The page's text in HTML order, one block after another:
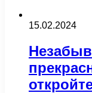
15.02.2024